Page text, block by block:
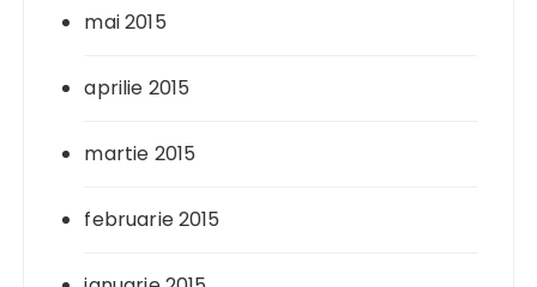
mai 2015
aprilie 2015
martie 2015
februarie 2015